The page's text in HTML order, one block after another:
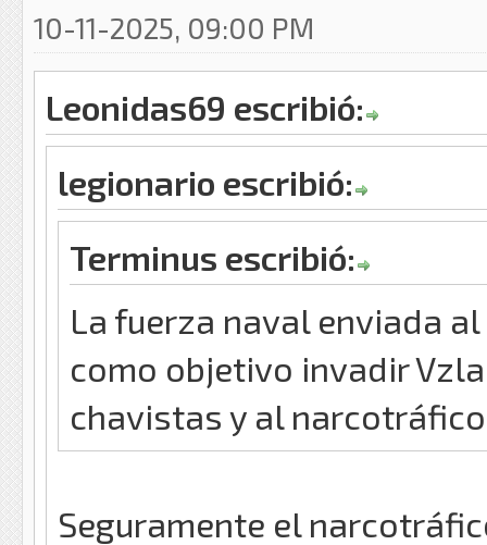
10-11-2025, 09:00 PM
Leonidas69 escribió:
legionario escribió:
Terminus escribió:
La fuerza naval enviada
como objetivo invadir
chavistas y al
Seguramente el